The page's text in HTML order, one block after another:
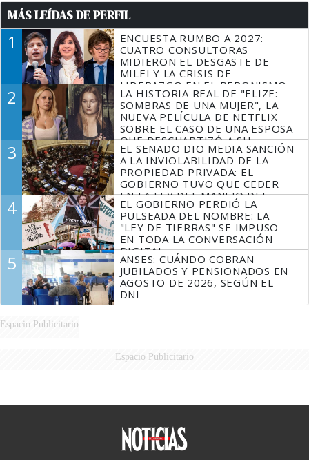
MÁS LEÍDAS DE PERFIL
1
ENCUESTA RUMBO A 2027:
CUATRO CONSULTORAS
MIDIERON EL DESGASTE DE
MILEI Y LA CRISIS DE
LIDERAZGO EN EL PERONISMO
2
LA HISTORIA REAL DE "ELIZE:
SOMBRAS DE UNA MUJER", LA
NUEVA PELÍCULA DE NETFLIX
SOBRE EL CASO DE UNA ESPOSA
QUE DESCUARTIZÓ A SU
MARIDO
3
EL SENADO DIO MEDIA SANCIÓN
A LA INVIOLABILIDAD DE LA
PROPIEDAD PRIVADA: EL
GOBIERNO TUVO QUE CEDER
EN LA LEY DEL MANEJO DEL
FUEGO
4
EL GOBIERNO PERDIÓ LA
PULSEADA DEL NOMBRE: LA
"LEY DE TIERRAS" SE IMPUSO
EN TODA LA CONVERSACIÓN
DIGITAL
5
ANSES: CUÁNDO COBRAN
JUBILADOS Y PENSIONADOS EN
AGOSTO DE 2026, SEGÚN EL
DNI
Espacio Publicitario
Espacio Publicitario